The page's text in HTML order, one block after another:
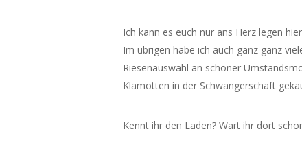
Ich kann es euch nur ans Herz legen
Im übrigen habe ich auch ganz ganz
Riesenauswahl an schöner
Klamotten in der Schwangerschaft
Kennt ihr den Laden? Wart ihr dort